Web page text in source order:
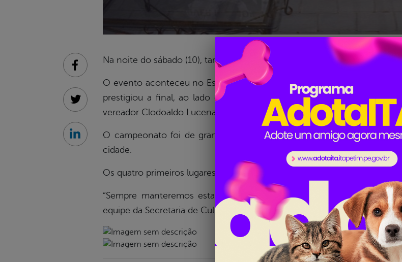
Na noite do sábado (10), também aconteceu a final do Campeonato
O evento aconteceu no Espaço Cultural Poeta Rogaciano Leite, na
prestigiou a final, ao lado do secretário de Cultura, Ailson Alves, do
vereador Clodoaldo Lucena.
O campeonato foi de grande sucesso do município, com mais de
cidade.
Os quatro primeiros lugares foram: Devam (Mãozinha), Vavá, Davi do
“Sempre manteremos esta competição no nosso calendário de
equipe da Secretaria de Cultura, Esportes e Turismo estão de parabéns
Facebook
Twitter
Linkedin